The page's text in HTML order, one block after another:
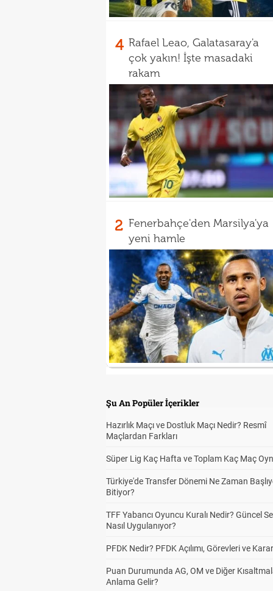
4 Rafael Leao, Galatasaray'a
çok yakın! İşte masadaki
rakam
2 Fenerbahçe'den Marsilya'ya
yeni hamle
Şu An Popüler İçerikler
Hazırlık Maçı ve Dostluk Maçı Nedir? Resmî
Maçlardan Farkları
Süper Lig Kaç Hafta ve Toplam Kaç Maç
Türkiye'de Transfer Dönemi Ne Zaman
Bitiyor?
TFF Yabancı Oyuncu Kuralı Nedir? Güncel
Nasıl Uygulanıyor?
PFDK Nedir? PFDK Açılımı, Görevleri ve
Puan Durumunda AG, OM ve Diğer
Anlama Gelir?